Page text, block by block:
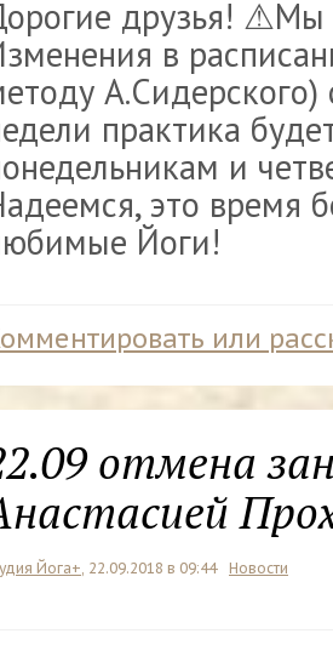
друзья!
в
практика
и
это время
Йоги!
или
отмена
Йога+, 22.09.2018 в 09:44 Новости